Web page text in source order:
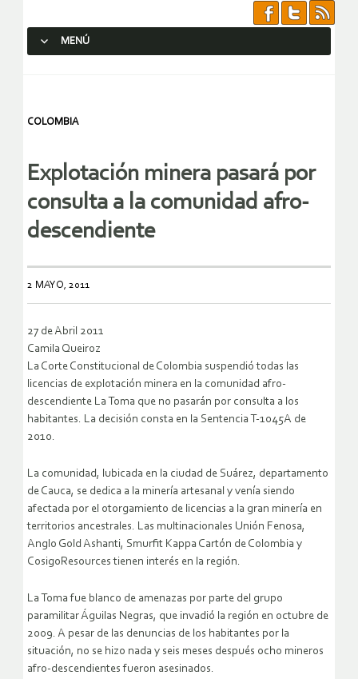
MENÚ
COLOMBIA
Explotación minera pasará por
consulta a la comunidad afro-
descendiente
2 MAYO, 2011
27 de Abril 2011
Camila Queiroz
La Corte Constitucional de Colombia suspendió todas las
licencias de explotación minera en la comunidad afro-
descendiente La Toma que no pasarán por consulta a los
habitantes. La decisión consta en la Sentencia T-1045A de
2010.
La comunidad, lubicada en la ciudad de Suárez, departamento
de Cauca, se dedica a la minería artesanal y venía siendo
afectada por el otorgamiento de licencias a la gran minería en
territorios ancestrales. Las multinacionales Unión Fenosa,
Anglo Gold Ashanti, Smurfit Kappa Cartón de Colombia y
CosigoResources tienen interés en la región.
La Toma fue blanco de amenazas por parte del grupo
paramilitar Águilas Negras, que invadió la región en octubre de
2009. A pesar de las denuncias de los habitantes por la
situación, no se hizo nada y seis meses después ocho mineros
afro-descendientes fueron asesinados.